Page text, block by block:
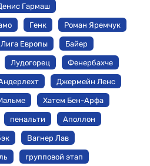
Гармаш
Генк Роман Яремчук
Лига Европы Байер
Лудогорец Фенербахче
Джермейн Ленс
Хатем Бен-Арфа
пенальти Аполлон
Вагнер Лав
групповой этап